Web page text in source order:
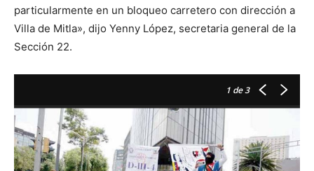
particularmente en un bloqueo carretero con dirección a
Villa de Mitla», dijo Yenny López, secretaria general de la
Sección 22.
1 de 3